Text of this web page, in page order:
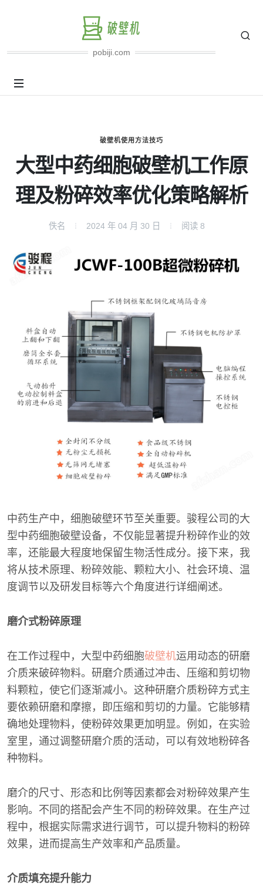
pobiji.com
破壁机使用方法技巧
大型中药细胞破壁机工作原
理及粉碎效率优化策略解析
佚名 2024 年 04 月 30 日 阅读 8
中药生产中，细胞破壁环节至关重要。骏程公司的大
型中药细胞破壁设备，不仅能显著提升粉碎作业的效
率，还能最大程度地保留生物活性成分。接下来，我
将从技术原理、粉碎效能、颗粒大小、社会环境、温
度调节以及研发目标等六个角度进行详细阐述。
磨介式粉碎原理
在工作过程中，大型中药细胞破壁机运用动态的研磨
介质来破碎物料。研磨介质通过冲击、压缩和剪切物
料颗粒，使它们逐渐减小。这种研磨介质粉碎方式主
要依赖研磨和摩擦，即压缩和剪切的力量。它能够精
确地处理物料，使粉碎效果更加明显。例如，在实验
室里，通过调整研磨介质的活动，可以有效地粉碎各
种物料。
磨介的尺寸、形态和比例等因素都会对粉碎效果产生
影响。不同的搭配会产生不同的粉碎效果。在生产过
程中，根据实际需求进行调节，可以提升物料的粉碎
效果，进而提高生产效率和产品质量。
介质填充提升能力